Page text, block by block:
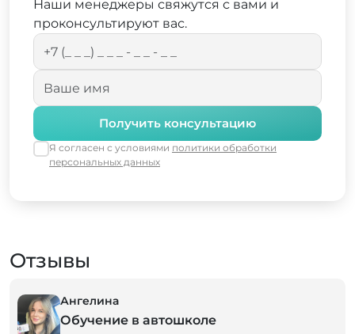
Наши менеджеры свяжутся с вами и
проконсультируют вас.
Получить консультацию
Я согласен с условиями политики обработки
персональных данных
Отзывы
Ангелина
Обучение в автошколе